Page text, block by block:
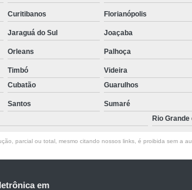
Curitibanos Florianópolis
Jaraguá do Sul Joaçaba
Orleans Palhoça
Timbó
Videira
Cubatão Guarulhos
Santos Sumaré
Rio Grande
parcial ou total, mesmo citando nossos links, é proibida sem a
em